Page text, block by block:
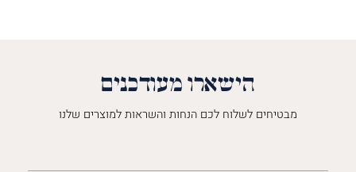
הישארו מעודכנים
מבטיחים לשלוח לכם הנחות והשראות למוצרים שלנו